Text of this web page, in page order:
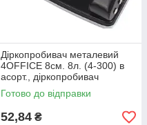
Діркопробивач металевий
4OFFICE 8см. 8л. (4-300) в
асорт., діркопробивач
офісний, діркопробивач
металевий
Готово до відправки
52,84 ₴